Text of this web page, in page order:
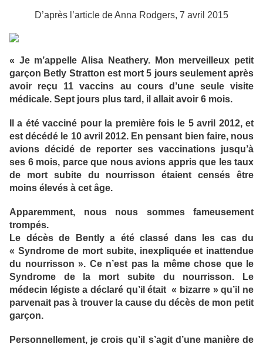
D’après l’article de Anna Rodgers, 7 avril 2015
« Je m’appelle Alisa Neathery. Mon merveilleux petit
garçon Betly Stratton est mort 5 jours seulement après
avoir reçu 11 vaccins au cours d’une seule visite
médicale. Sept jours plus tard, il allait avoir 6 mois.
Il a été vacciné pour la première fois le 5 avril 2012, et
est décédé le 10 avril 2012. En pensant bien faire, nous
avions décidé de reporter ses vaccinations jusqu’à
ses 6 mois, parce que nous avions appris que les taux
de mort subite du nourrisson étaient censés être
moins élevés à cet âge.
Apparemment, nous nous sommes fameusement
trompés.
Le décès de Bently a été classé dans les cas du
« Syndrome de mort subite, inexpliquée et inattendue
du nourrisson ». Ce n’est pas la même chose que le
Syndrome de la mort subite du nourrisson. Le
médecin légiste a déclaré qu’il était « bizarre » qu’il ne
parvenait pas à trouver la cause du décès de mon petit
garçon.
Personnellement, je crois qu’il s’agit d’une manière de